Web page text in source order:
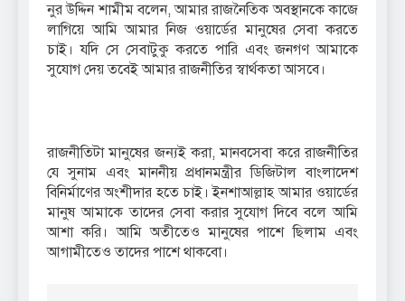
নুর উদ্দিন শামীম বলেন, আমার রাজনৈতিক অবস্থানকে কাজে
লাগিয়ে আমি আমার নিজ ওয়ার্ডের মানুষের সেবা করতে
চাই। যদি সে সেবাটুকু করতে পারি এবং জনগণ আমাকে
সুযোগ দেয় তবেই আমার রাজনীতির স্বার্থকতা আসবে।
রাজনীতিটা মানুষের জন্যই করা, মানবসেবা করে রাজনীতির
যে সুনাম এবং মাননীয় প্রধানমন্ত্রীর ডিজিটাল বাংলাদেশ
বিনির্মাণের অংশীদার হতে চাই। ইনশাআল্লাহ আমার ওয়ার্ডের
মানুষ আমাকে তাদের সেবা করার সুযোগ দিবে বলে আমি
আশা করি। আমি অতীতেও মানুষের পাশে ছিলাম এবং
আগামীতেও তাদের পাশে থাকবো।